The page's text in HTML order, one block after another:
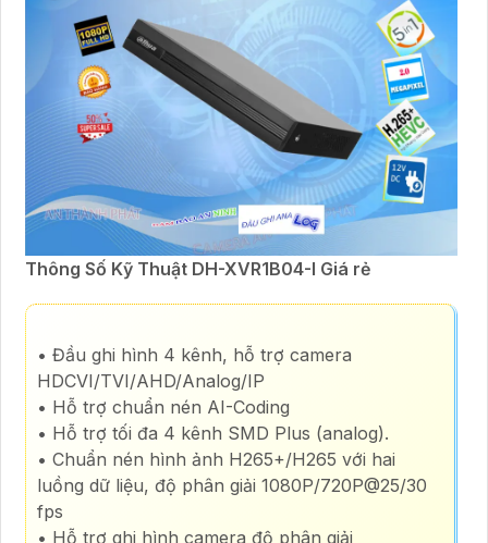
Thông Số Kỹ Thuật DH-XVR1B04-I Giá rẻ
• Đầu ghi hình 4 kênh, hỗ trợ camera
HDCVI/TVI/AHD/Analog/IP
• Hỗ trợ chuẩn nén AI-Coding
• Hỗ trợ tối đa 4 kênh SMD Plus (analog).
• Chuẩn nén hình ảnh H265+/H265 với hai
luồng dữ liệu, độ phân giải 1080P/720P@25/30
fps
• Hỗ trợ ghi hình camera độ phân giải